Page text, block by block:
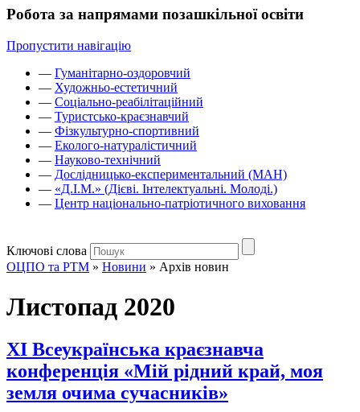
Робота за напрямами позашкільної освіти
Пропустити навігацію
— Гуманітарно-оздоровчий
— Художньо-естетичний
— Соціально-реабілітаційний
— Туристсько-краєзнавчий
— Фізкультурно-спортивний
— Еколого-натуралістичний
— Науково-технічний
— Дослідницько-експериментальний (МАН)
— «Д.І.М.» (Дієві. Інтелектуальні. Молоді.)
— Центр національно-патріотичного виховання
Ключові слова
ОЦПО та РТМ » Новини » Архів новин
Листопад 2020
ХІ Всеукраїнська краєзнавча
конференція «Мій рідний край, моя
земля очима сучасників»